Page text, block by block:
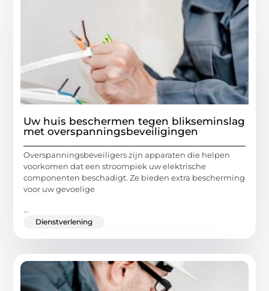
Uw huis beschermen tegen blikseminslag
met overspanningsbeveiligingen
Overspanningsbeveiligers zijn apparaten die helpen
voorkomen dat een stroompiek uw elektrische
componenten beschadigt. Ze bieden extra bescherming
voor uw gevoelige
...
Dienstverlening